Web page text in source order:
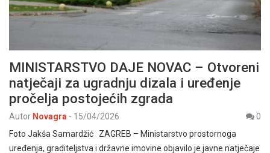
MINISTARSTVO DAJE NOVAC – Otvoreni
natječaji za ugradnju dizala i uređenje
pročelja postojećih zgrada
Autor Novagra - 15/04/2026
0
Foto Jakša Samardžić ZAGREB – Ministarstvo prostornoga
uređenja, graditeljstva i državne imovine objavilo je javne natječaje